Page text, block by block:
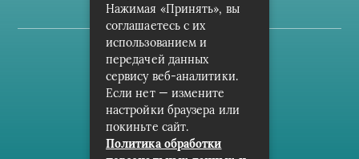
(c) cpark-avto.ru
Карта сайта
О проекте
Архив
Нажимая «Принять», вы
соглашаетесь с их
использованием и
передачей данных
сервису веб-аналитики.
Если нет — измените
настройки браузера или
покиньте сайт.
Политика обработки